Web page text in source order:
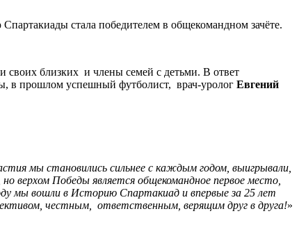
стала победителем в общекомандном зачёте.
своих близких и члены семей с детьми. В ответ
в прошлом успешный футболист, врач-уролог Евгений
мы становились сильнее с каждым годом, выигрывали,
верхом Победы является общекомандное первое место,
мы вошли в Историю Спартакиад и впервые за 25 лет
честным, ответственным, верящим друг в друга!»